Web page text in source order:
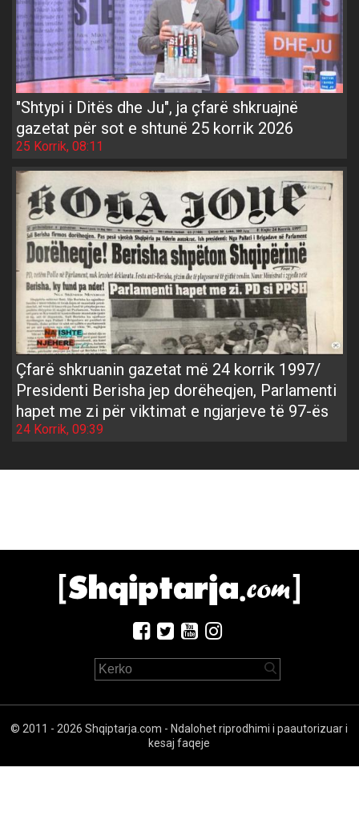
"Shtypi i Ditës dhe Ju", ja çfarë shkruajnë
gazetat për sot e shtunë 25 korrik 2026
25 Korrik, 08:11
Çfarë shkruanin gazetat më 24 korrik 1997/
Presidenti Berisha jep dorëheqjen, Parlamenti
hapet me zi për viktimat e ngjarjeve të 97-ës
24 Korrik, 09:39
© 2011 - 2026 Shqiptarja.com - Ndalohet riprodhimi i paautorizuar i
kesaj faqeje